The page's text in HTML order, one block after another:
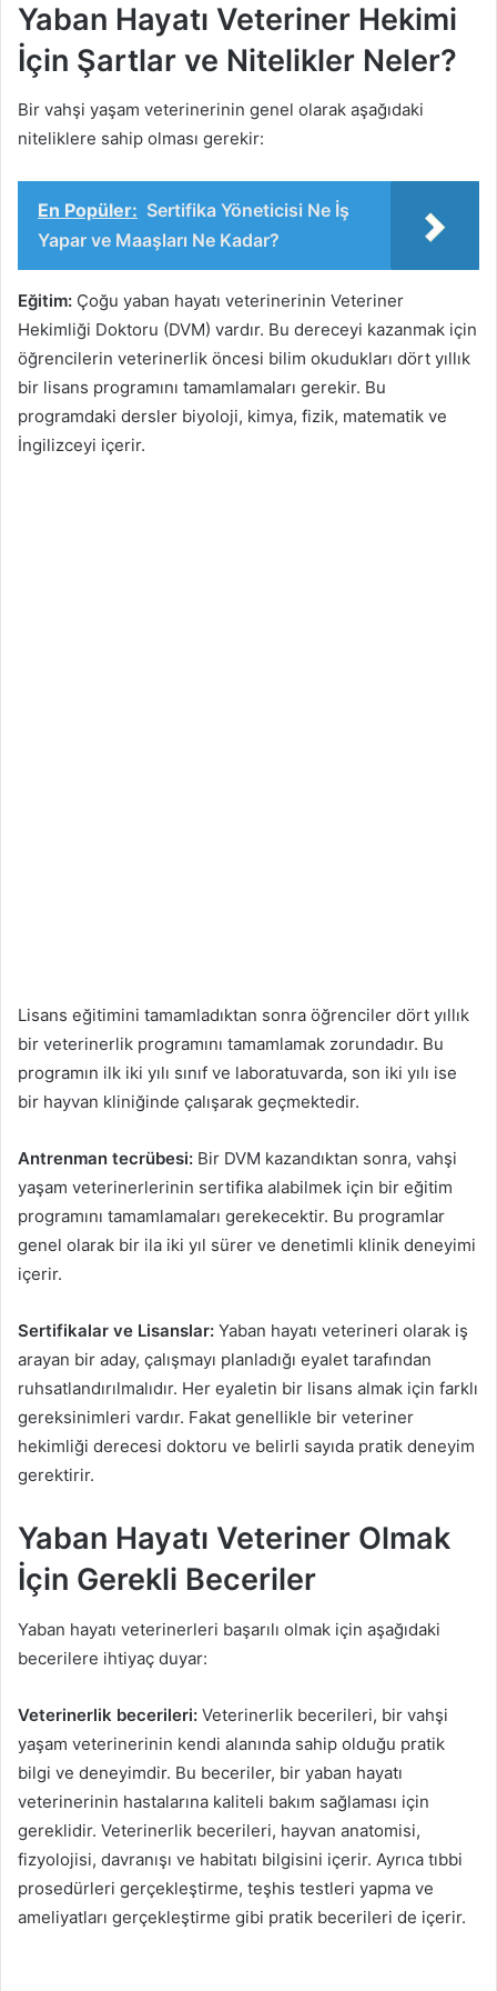
Yaban Hayatı Veteriner Hekimi
İçin Şartlar ve Nitelikler Neler?
Bir vahşi yaşam veterinerinin genel olarak aşağıdaki
niteliklere sahip olması gerekir:
En Popüler: Sertifika Yöneticisi Ne İş
Yapar ve Maaşları Ne Kadar?
Eğitim: Çoğu yaban hayatı veterinerinin Veteriner
Hekimliği Doktoru (DVM) vardır. Bu dereceyi kazanmak için
öğrencilerin veterinerlik öncesi bilim okudukları dört yıllık
bir lisans programını tamamlamaları gerekir. Bu
programdaki dersler biyoloji, kimya, fizik, matematik ve
İngilizceyi içerir.
Lisans eğitimini tamamladıktan sonra öğrenciler dört yıllık
bir veterinerlik programını tamamlamak zorundadır. Bu
programın ilk iki yılı sınıf ve laboratuvarda, son iki yılı ise
bir hayvan kliniğinde çalışarak geçmektedir.
Antrenman tecrübesi: Bir DVM kazandıktan sonra, vahşi
yaşam veterinerlerinin sertifika alabilmek için bir eğitim
programını tamamlamaları gerekecektir. Bu programlar
genel olarak bir ila iki yıl sürer ve denetimli klinik deneyimi
içerir.
Sertifikalar ve Lisanslar: Yaban hayatı veterineri olarak iş
arayan bir aday, çalışmayı planladığı eyalet tarafından
ruhsatlandırılmalıdır. Her eyaletin bir lisans almak için farklı
gereksinimleri vardır. Fakat genellikle bir veteriner
hekimliği derecesi doktoru ve belirli sayıda pratik deneyim
gerektirir.
Yaban Hayatı Veteriner Olmak
İçin Gerekli Beceriler
Yaban hayatı veterinerleri başarılı olmak için aşağıdaki
becerilere ihtiyaç duyar:
Veterinerlik becerileri: Veterinerlik becerileri, bir vahşi
yaşam veterinerinin kendi alanında sahip olduğu pratik
bilgi ve deneyimdir. Bu beceriler, bir yaban hayatı
veterinerinin hastalarına kaliteli bakım sağlaması için
gereklidir. Veterinerlik becerileri, hayvan anatomisi,
fizyolojisi, davranışı ve habitatı bilgisini içerir. Ayrıca tıbbi
prosedürleri gerçekleştirme, teşhis testleri yapma ve
ameliyatları gerçekleştirme gibi pratik becerileri de içerir.